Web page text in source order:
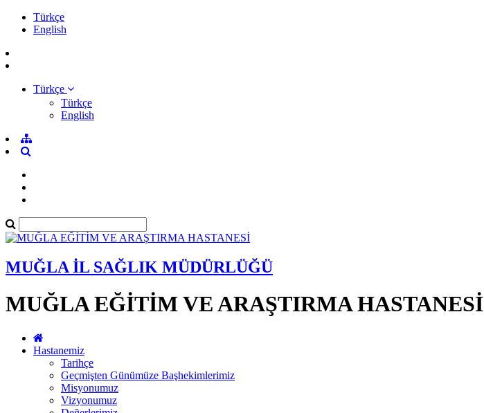
Türkçe
English
Türkçe
Türkçe
English
MUĞLA İL SAĞLIK MÜDÜRLÜĞÜ
MUĞLA EĞİTİM VE ARAŞTIRMA HASTANESİ
Hastanemiz
Tarihçe
Geçmişten Günümüze Başhekimlerimiz
Misyonumuz
Vizyonumuz